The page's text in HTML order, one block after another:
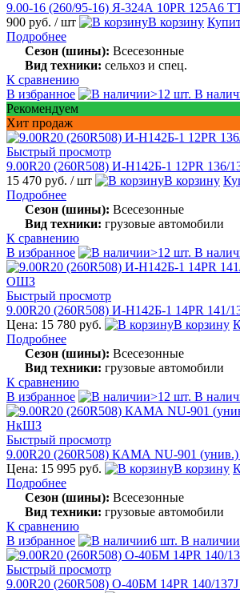
9.00-16 (260/95-16) Я-324А 10PR 125А6
900 руб. / шт В корзину
Подробнее
Сезон (шины): Всесезонные
Вид техники: сельхоз и спец.
К сравнению
В избранное
>12 шт. В
Рекомендуем
Хит продаж
Быстрый просмотр
9.00R20 (260R508) И-Н142Б-1 12PR 136/
15 470 руб. / шт В корзину
Подробнее
Сезон (шины): Всесезонные
Вид техники: грузовые автомобили
К сравнению
В избранное
>12 шт. В
Быстрый просмотр
9.00R20 (260R508) И-Н142Б-1 14PR
Цена: 15 780 руб.
В корзину
Подробнее
Сезон (шины): Всесезонные
Вид техники: грузовые автомобили
К сравнению
В избранное
>12 шт. В
Быстрый просмотр
9.00R20 (260R508) КАМА NU-901
Цена: 15 995 руб.
В корзину
Подробнее
Сезон (шины): Всесезонные
Вид техники: грузовые автомобили
К сравнению
В избранное
6 шт. В наличии
Быстрый просмотр
9.00R20 (260R508) О-40БМ 14PR 140/